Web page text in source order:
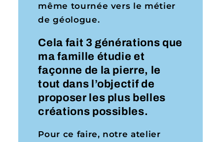
même tournée vers le métier
de géologue.
Cela fait 3 générations que
ma famille étudie et
façonne de la pierre, le
tout dans l’objectif de
proposer les plus belles
créations possibles.
Pour ce faire, notre atelier